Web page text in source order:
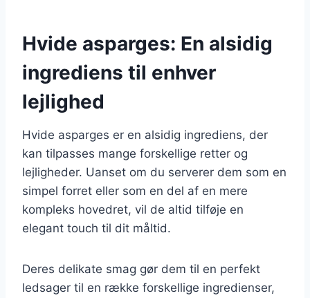
Hvide asparges: En alsidig
ingrediens til enhver
lejlighed
Hvide asparges er en alsidig ingrediens, der
kan tilpasses mange forskellige retter og
lejligheder. Uanset om du serverer dem som en
simpel forret eller som en del af en mere
kompleks hovedret, vil de altid tilføje en
elegant touch til dit måltid.
Deres delikate smag gør dem til en perfekt
ledsager til en række forskellige ingredienser,